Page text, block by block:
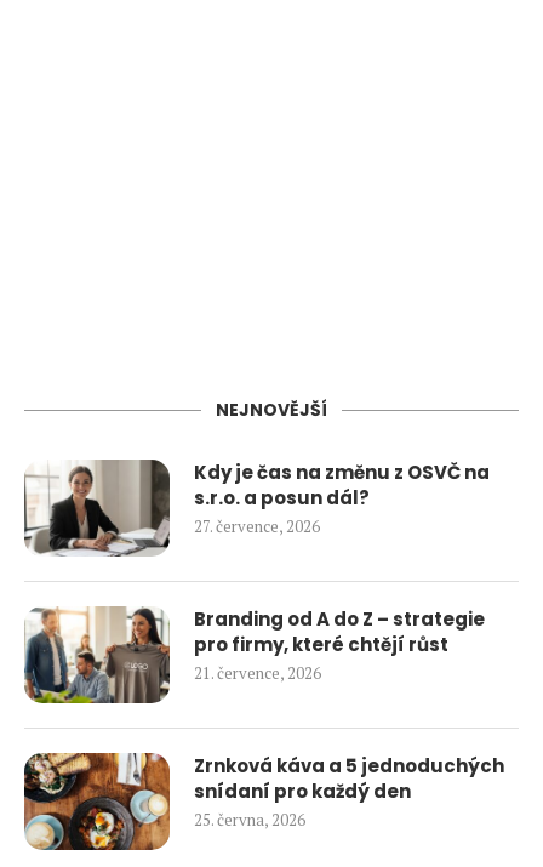
NEJNOVĚJŠÍ
Kdy je čas na změnu z OSVČ na
s.r.o. a posun dál?
27. července, 2026
Branding od A do Z – strategie
pro firmy, které chtějí růst
21. července, 2026
Zrnková káva a 5 jednoduchých
snídaní pro každý den
25. června, 2026